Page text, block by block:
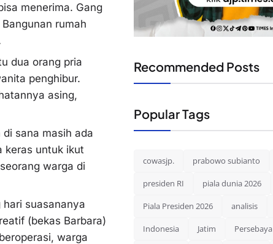
menerima. Gang
rumah
dua orang pria
penghibur.
asing,
sana masih ada
keras untuk ikut
warga di
suasananya
(bekas Barbara)
warga
Recommended Posts
Popular Tags
cowasjp. prabowo subianto
presiden RI piala dunia 2026
Piala Presiden 2026 analisis
Indonesia Jatim Persebaya